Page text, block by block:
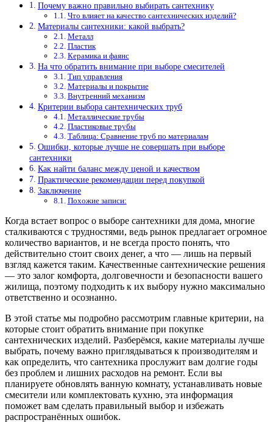
Почему важно правильно выбирать сантехнику
Что влияет на качество сантехнических изделий?
Материалы сантехники: какой выбрать?
Металл
Пластик
Керамика и фаянс
На что обратить внимание при выборе смесителей
Тип управления
Материалы и покрытие
Внутренний механизм
Критерии выбора сантехнических труб
Металлические трубы
Пластиковые трубы
Таблица: Сравнение труб по материалам
Ошибки, которые лучше не совершать при выборе
сантехники
Как найти баланс между ценой и качеством
Практические рекомендации перед покупкой
Заключение
Похожие записи:
Когда встает вопрос о выборе сантехники для дома, многие
сталкиваются с трудностями, ведь рынок предлагает огромное
количество вариантов, и не всегда просто понять, что
действительно стоит своих денег, а что — лишь на первый
взгляд кажется таким. Качественные сантехнические решения
— это залог комфорта, долговечности и безопасности вашего
жилища, поэтому подходить к их выбору нужно максимально
ответственно и осознанно.
В этой статье мы подробно рассмотрим главные критерии, на
которые стоит обратить внимание при покупке
сантехнических изделий. Разберёмся, какие материалы лучше
выбрать, почему важно приглядываться к производителям и
как определить, что сантехника прослужит вам долгие годы
без проблем и лишних расходов на ремонт. Если вы
планируете обновлять ванную комнату, устанавливать новые
смесители или комплектовать кухню, эта информация
поможет вам сделать правильный выбор и избежать
распространённых ошибок.